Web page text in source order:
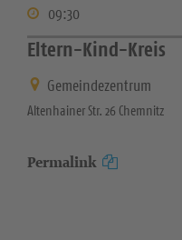
09:30
Eltern-Kind-Kreis
Gemeindezentrum
Altenhainer Str. 26 Chemnitz
Permalink